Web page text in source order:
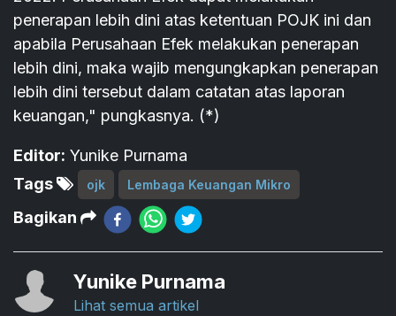
penerapan lebih dini atas ketentuan POJK ini dan
apabila Perusahaan Efek melakukan penerapan
lebih dini, maka wajib mengungkapkan penerapan
lebih dini tersebut dalam catatan atas laporan
keuangan," pungkasnya. (*)
Editor: Yunike Purnama
Tags
ojk Lembaga Keuangan Mikro
Bagikan
Yunike Purnama
Lihat semua artikel